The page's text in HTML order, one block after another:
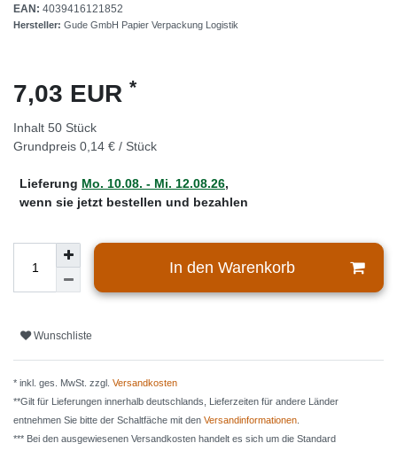
EAN: 4039416121852
Hersteller: Gude GmbH Papier Verpackung Logistik
7,03 EUR *
Inhalt 50 Stück
Grundpreis 0,14 € / Stück
Lieferung Mo. 10.08. - Mi. 12.08.26,
wenn sie jetzt bestellen und bezahlen
In den Warenkorb
Wunschliste
* inkl. ges. MwSt. zzgl. Versandkosten
**Gilt für Lieferungen innerhalb deutschlands, Lieferzeiten für andere Länder
entnehmen Sie bitte der Schaltfäche mit den Versandinformationen
*** Bei den ausgewiesenen Versandkosten handelt es sich um die Standard